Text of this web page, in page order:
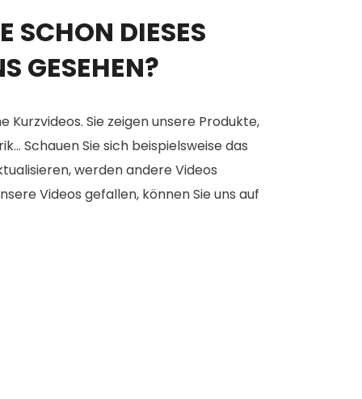
SCHON DIESES
GESEHEN?
Kurzvideos. Sie zeigen unsere Produkte,
Schauen Sie sich beispielsweise das
werden andere Videos
Videos gefallen, können Sie uns auf